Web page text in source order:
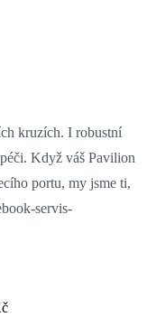
kruzích. I robustní
Když váš Pavilion
portu, my jsme ti,
servis-